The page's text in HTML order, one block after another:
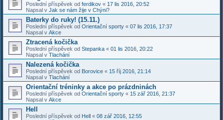
Poslední příspěvek od ferdikov « 17 lis 2016, 20:52
Napsal v Jak se nám žije v Chýni?
Baterky do ruky! (15.11.)
Poslední příspěvek od Orientační sporty « 07 lis 2016, 17:37
Napsal v Akce
Ztracená kočička
Poslední příspěvek od Stepanka « 01 lis 2016, 20:22
Napsal v Tlachání
Nalezená kočička
Poslední příspěvek od Borovice « 15 říj 2016, 21:14
Napsal v Tlachání
Orientační tréninky a akce po prázdninách
Poslední příspěvek od Orientační sporty « 15 zář 2016, 21:37
Napsal v Akce
Hell
Poslední příspěvek od Hell « 08 zář 2016, 12:55